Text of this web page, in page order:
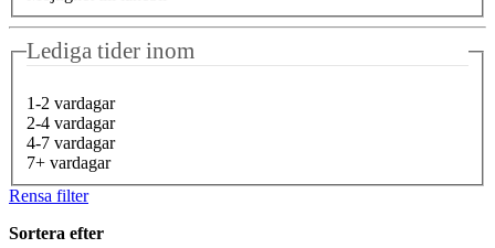
Lediga tider inom
1-2 vardagar
2-4 vardagar
4-7 vardagar
7+ vardagar
Rensa filter
Sortera efter